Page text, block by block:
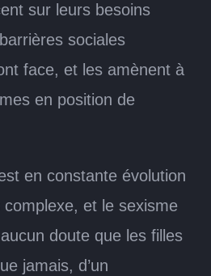
sur leurs besoins
sociales
face, et les amènent à
en position de
en constante évolution
et le sexisme
doute que les filles
jamais, d’un